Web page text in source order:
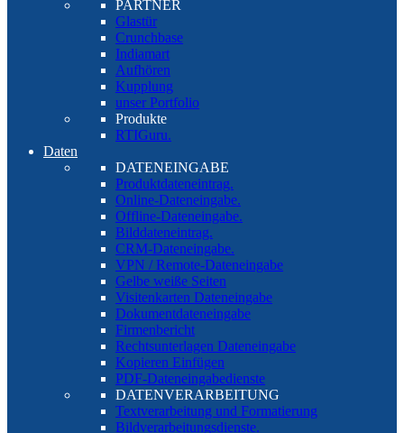
PARTNER
Glastür
Crunchbase
Indiamart
Aufhören
Kupplung
unser Portfolio
Produkte
RTIGuru.
Daten
DATENEINGABE
Produktdateneintrag.
Online-Dateneingabe.
Offline-Dateneingabe.
Bilddateneintrag.
CRM-Dateneingabe.
VPN / Remote-Dateneingabe
Gelbe weiße Seiten
Visitenkarten Dateneingabe
Dokumentdateneingabe
Firmenbericht
Rechtsunterlagen Dateneingabe
Kopieren Einfügen
PDF-Dateneingabedienste
DATENVERARBEITUNG
Textverarbeitung und Formatierung
Bildverarbeitungsdienste.